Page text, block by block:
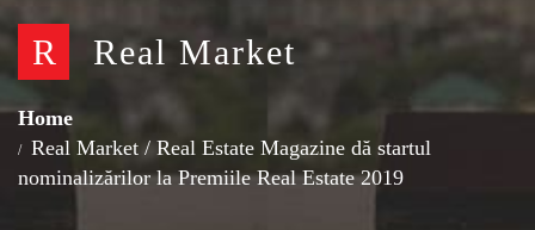
R Real Market
Home
Real Market / Real Estate Magazine dă startul
nominalizărilor la Premiile Real Estate 2019